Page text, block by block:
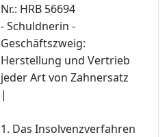
Nr.: HRB 56694
- Schuldnerin -
Geschäftszweig:
Herstellung und Vertrieb
jeder Art von Zahnersatz
|
1. Das Insolvenzverfahren